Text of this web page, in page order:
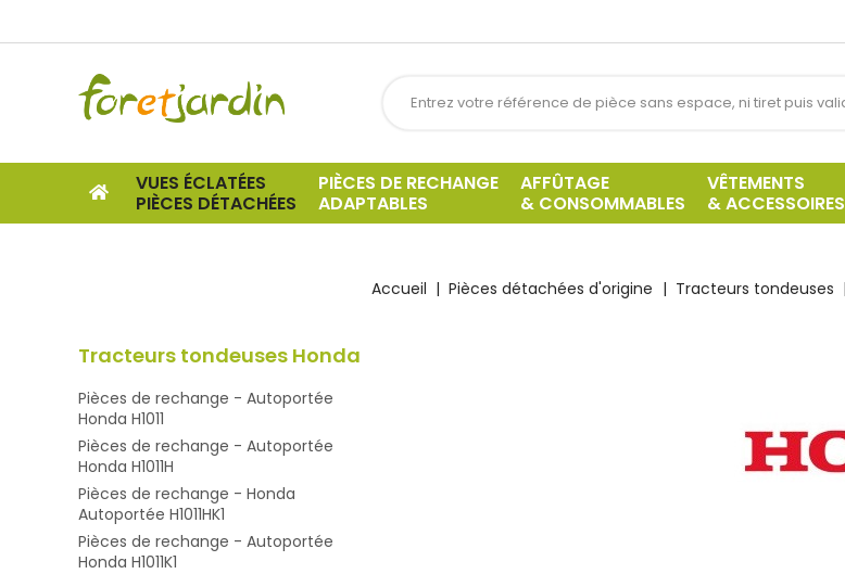
VUES ÉCLATÉES
PIÈCES DÉTACHÉES
PIÈCES DE RECHANGE
ADAPTABLES
AFFÛTAGE
& CONSOMMABLES
VÊTEMENTS
& ACCESSOIRES
Accueil Pièces détachées d'origine Tracteurs tondeuses
Tracteurs tondeuses Honda
Pièces de rechange - Autoportée
Honda H1011
Pièces de rechange - Autoportée
Honda H1011H
Pièces de rechange - Honda
Autoportée H1011HK1
Pièces de rechange - Autoportée
Honda H1011K1